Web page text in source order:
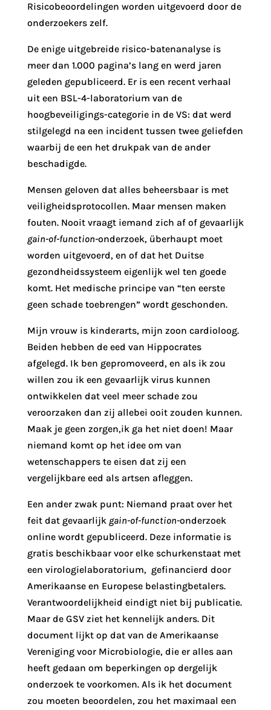
Risicobeoordelingen worden uitgevoerd door de
onderzoekers zelf.
De enige uitgebreide risico-batenanalyse is
meer dan 1.000 pagina’s lang en werd jaren
geleden gepubliceerd. Er is een recent verhaal
uit een BSL-4-laboratorium van de
hoogbeveiligings-categorie in de VS: dat werd
stilgelegd na een incident tussen twee geliefden
waarbij de een het drukpak van de ander
beschadigde.
Mensen geloven dat alles beheersbaar is met
veiligheidsprotocollen. Maar mensen maken
fouten. Nooit vraagt iemand zich af of gevaarlijk
gain-of-function-onderzoek, überhaupt moet
worden uitgevoerd, en of dat het Duitse
gezondheidssysteem eigenlijk wel ten goede
komt. Het medische principe van “ten eerste
geen schade toebrengen” wordt geschonden.
Mijn vrouw is kinderarts, mijn zoon cardioloog.
Beiden hebben de eed van Hippocrates
afgelegd. Ik ben gepromoveerd, en als ik zou
willen zou ik een gevaarlijk virus kunnen
ontwikkelen dat veel meer schade zou
veroorzaken dan zij allebei ooit zouden kunnen.
Maak je geen zorgen,ik ga het niet doen! Maar
niemand komt op het idee om van
wetenschappers te eisen dat zij een
vergelijkbare eed als artsen afleggen.
Een ander zwak punt: Niemand praat over het
feit dat gevaarlijk gain-of-function-onderzoek
online wordt gepubliceerd. Deze informatie is
gratis beschikbaar voor elke schurkenstaat met
een virologielaboratorium, gefinancierd door
Amerikaanse en Europese belastingbetalers.
Verantwoordelijkheid eindigt niet bij publicatie.
Maar de GSV ziet het kennelijk anders. Dit
document lijkt op dat van de Amerikaanse
Vereniging voor Microbiologie, die er alles aan
heeft gedaan om beperkingen op dergelijk
onderzoek te voorkomen. Als ik het document
zou moeten beoordelen, zou het maximaal een